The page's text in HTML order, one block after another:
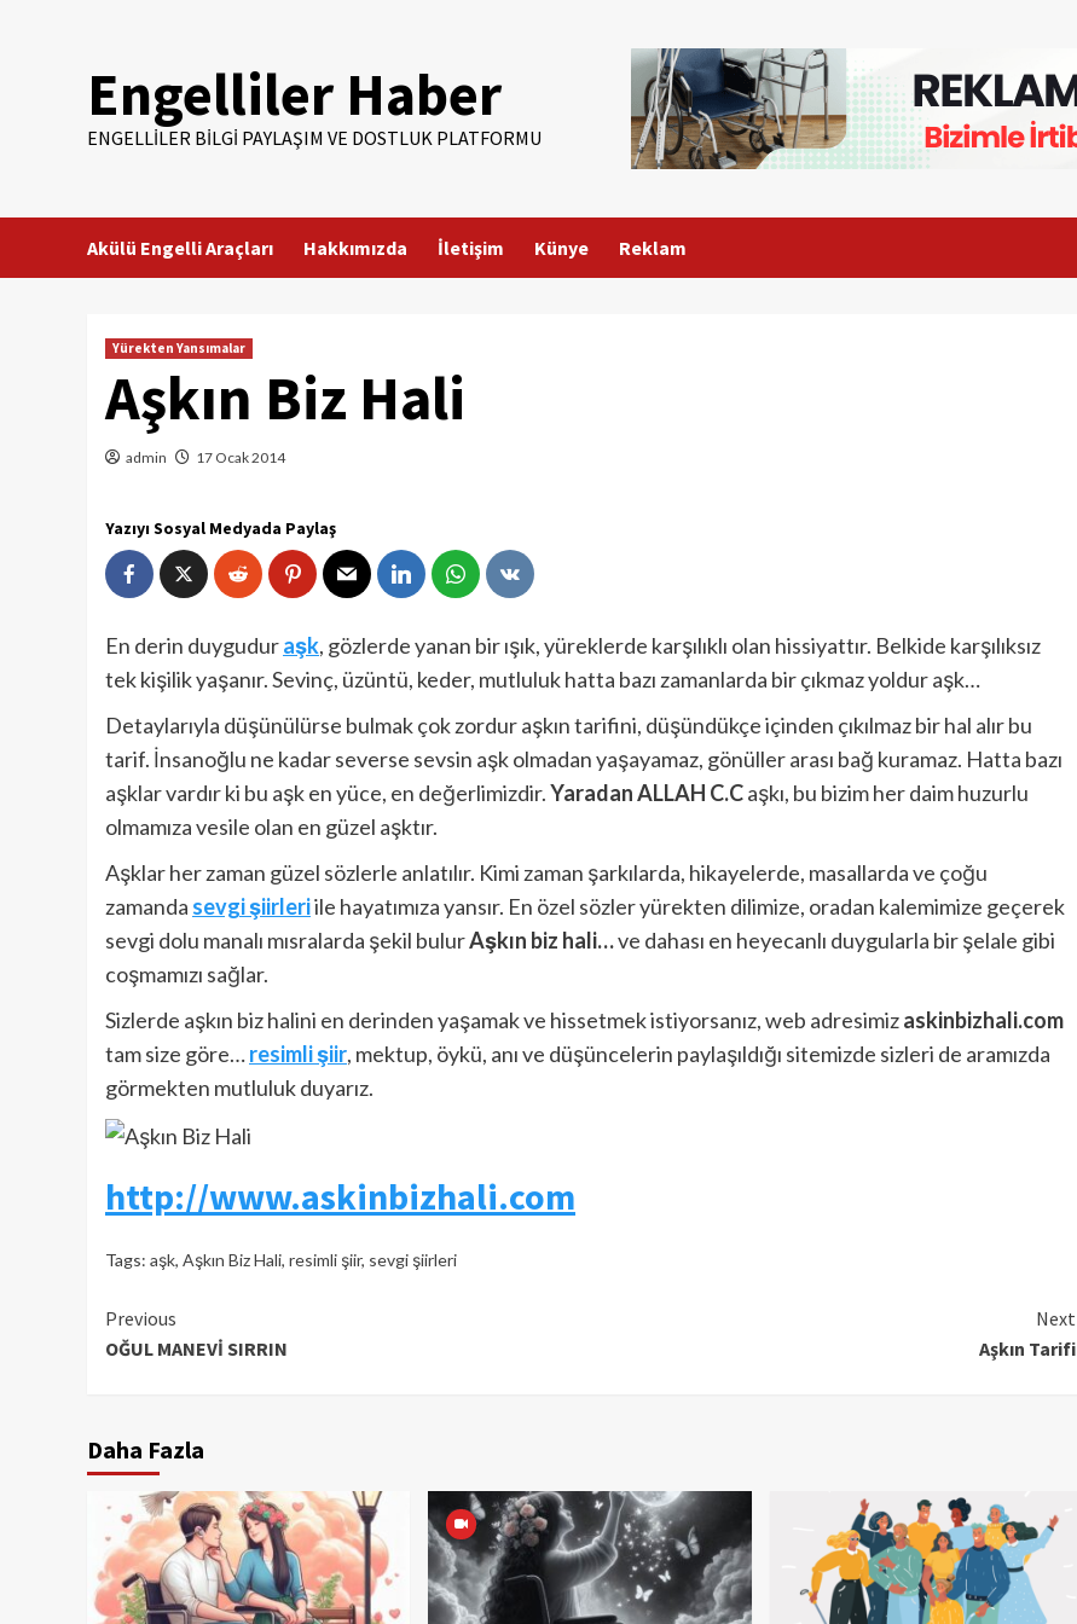
Engelliler Haber
ENGELLILER BILGI PAYLAŞIM VE DOSTLUK PLATFORMU
Akülü Engelli Araçları Hakkımızda İletişim Künye Reklam
Yürekten Yansımalar
Aşkın Biz Hali
admin 17 Ocak 2014
Yazıyı Sosyal Medyada Paylaş
En derin duyguduraşk, gözlerde yanan bir ışık, yüreklerde karşılıklı olan hissiyattır. Belkide karşılıksız
tek kişilik yaşanır. Sevinç, üzüntü, keder, mutluluk hatta bazı zamanlarda bir çıkmaz yoldur aşk…
Detaylarıyla düşünülürse bulmak çok zordur aşkın tarifini, düşündükçe içinden çıkılmaz bir hal alır bu
tarif. İnsanoğlu ne kadar severse sevsin aşk olmadan yaşayamaz, gönüller arası bağ kuramaz. Hatta bazı
aşklar vardır ki bu aşk en yüce, en değerlimizdir.Yaradan ALLAH C.Caşkı, bu bizim her daim huzurlu
olmamıza vesile olan en güzel aşktır.
Aşklar her zaman güzel sözlerle anlatılır. Kimi zaman şarkılarda, hikayelerde, masallarda ve çoğu
zamanda sevgi şiirleriile hayatımıza yansır. En özel sözler yürekten dilimize, oradan kalemimize geçerek
sevgi dolu manalı mısralarda şekil bulurAşkın biz hali…ve dahası en heyecanlı duygularla bir şelale gibi
coşmamızı sağlar.
Sizlerde aşkın biz halini en derinden yaşamak ve hissetmek istiyorsanız, web adresimizaskinbizhali.com
tam size göre…resimli şiir, mektup, öykü, anı ve düşüncelerin paylaşıldığı sitemizde sizleri de aramızda
görmekten mutluluk duyarız.
http://www.askinbizhali.com
Tags: aşk, Aşkın Biz Hali, resimli şiir, sevgi şiirleri
Continue
Reading
Previous
OĞUL MANEVİ SIRRIN
Next
Aşkın Tarifi
Daha Fazla